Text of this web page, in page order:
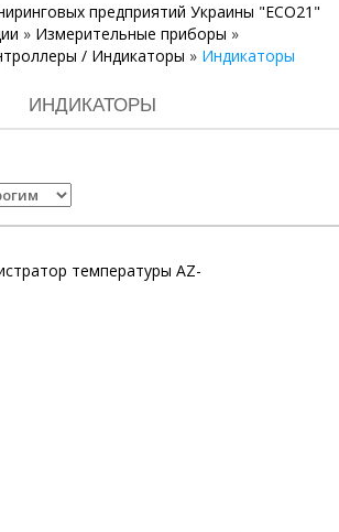
предприятий Украины "ECO21"
» Измерительные приборы »
/ Индикаторы » Индикаторы
ИНДИКАТОРЫ